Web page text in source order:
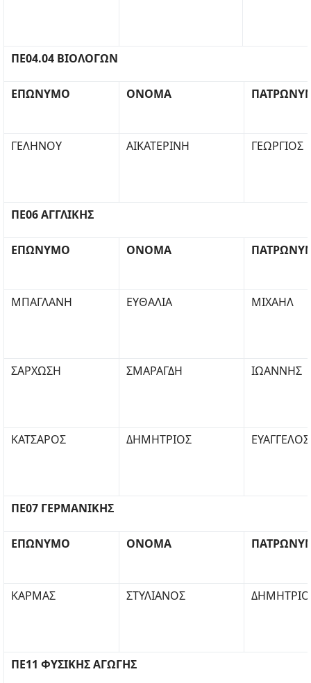
ΠΕ04.04 ΒΙΟΛΟΓΩΝ
ΕΠΩΝΥΜΟ ΟΝΟΜΑ
ΓΕΛΗΝΟΥ ΑΙΚΑΤΕΡΙΝΗ ΓΕΩΡΓΙΟΣ
ΠΕ06 ΑΓΓΛΙΚΗΣ
ΕΠΩΝΥΜΟ ΟΝΟΜΑ
ΜΠΑΓΛΑΝΗ ΕΥΘΑΛΙΑ ΜΙΧΑΗΛ
ΣΑΡΧΩΣΗ ΣΜΑΡΑΓΔΗ ΙΩΑΝΝΗΣ
ΚΑΤΣΑΡΟΣ ΔΗΜΗΤΡΙΟΣ ΕΥΑΓΓΕΛΟΣ
ΠΕ07 ΓΕΡΜΑΝΙΚΗΣ
ΕΠΩΝΥΜΟ ΟΝΟΜΑ
ΚΑΡΜΑΣ ΣΤΥΛΙΑΝΟΣ
ΠΕ11 ΦΥΣΙΚΗΣ ΑΓΩΓΗΣ